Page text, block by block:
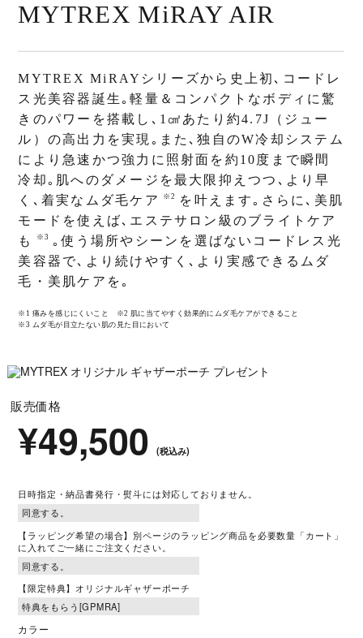
MYTREX MiRAY AIR
MYTREX MiRAYシリーズから史上初､コードレ
ス光美容器誕生｡軽量＆コンパクトなボディに驚
きのパワーを搭載し､1㎠あたり約4.7J（ジュー
ル）の高出力を実現｡また､独自のW冷却システム
により急速かつ強力に照射面を約10度まで瞬間
冷却｡肌へのダメージを最大限抑えつつ､より早
く､着実なムダ毛ケア
※2
を叶えます｡さらに､美肌
モードを使えば､エステサロン級のブライトケア
も
※3
｡使う場所やシーンを選ばないコードレス光
美容器で､より続けやすく､より実感できるムダ
毛・美肌ケアを｡
※1 痛みを感じにくいこと ※2 肌に当てやすく効果的にムダ毛ケアができること
※3 ムダ毛が目立たない肌の見た目において
販売価格
¥49,500 (税込み)
日時指定・納品書発行・熨斗には対応しておりません。
【ラッピング希望の場合】別ページのラッピング商品を必要数量「カート」
に入れてご一緒にご注文ください。
【限定特典】オリジナルギャザーポーチ
カラー
※ご使用の前に、必ず製品付属の取扱説明書の「安全上のご注意」をよく
お読みのうえ、正しく安全にお使いください。
※デザインおよび仕様については、予告なしに変更することがございます。
※本製品は、光の照射によりムダ毛ケア*および美肌ケアを行うことを目的と
した家庭用光美容器です（医療機器ではありません）。
× 閉じる